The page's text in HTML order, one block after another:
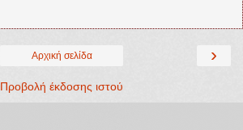
›
Αρχική σελίδα
Προβολή έκδοσης ιστού